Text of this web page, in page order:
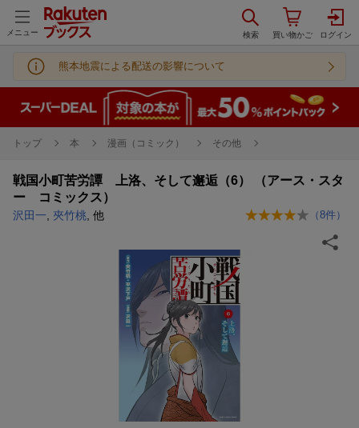
メニュー
熊本地震による配送の影響について
トップ 本 漫画（コミック） その他
戦国小町苦労譚 上洛、そして邂逅（6） （アース・スタ
ー コミックス）
沢田一 夾竹桃 , 他 （8件）